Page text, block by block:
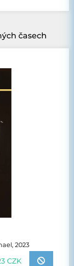
časech
2023
CZK